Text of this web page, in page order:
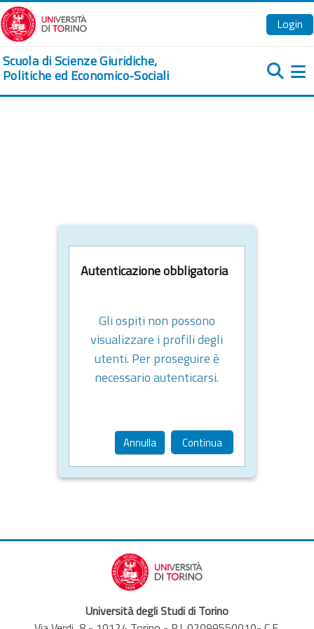
Vai al contenuto principale
Login
Scuola di Scienze Giuridiche,
Politiche ed Economico-Sociali
Autenticazione obbligatoria
Gli ospiti non possono
visualizzare i profili degli
utenti. Per proseguire è
necessario autenticarsi.
Annulla Continua
Università degli Studi di Torino